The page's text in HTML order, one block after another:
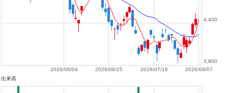
2026/08/07
2026/07/16
2026/06/25
2026/06/04
3,800
4,400
出来高